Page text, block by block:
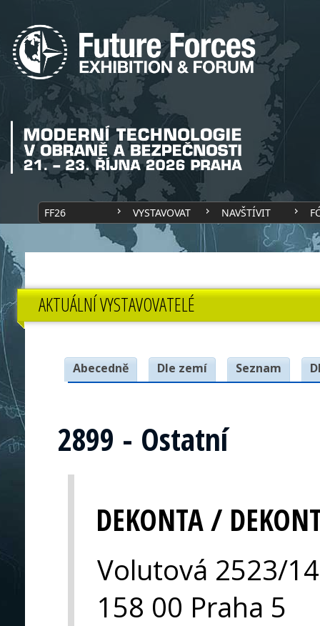
FF26 VYSTAVOVAT NAVŠTÍVIT
AKTUÁLNÍ VYSTAVOVATELÉ
Abecedně Dle zemí Seznam
2899 - Ostatní
DEKONTA /
Volutová 2523/14
158 00 Praha 5